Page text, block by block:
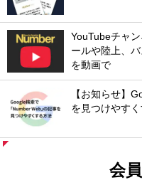
YouTubeチャ
ールや陸上、
を動画で
【お知らせ】
を見つけやす
会